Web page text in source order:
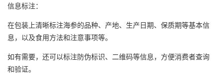
信息标注：
在包装上清晰标注海参的品种、产地、生产日期、保质期等基本信
息，以及食用方法和注意事项等。
如有需要，还可以标注防伪标识、二维码等信息，方便消费者查询
和验证。